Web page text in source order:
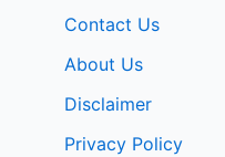
Contact Us
About Us
Disclaimer
Privacy Policy